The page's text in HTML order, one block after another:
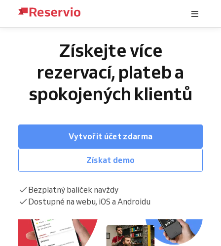
Získejte více
rezervací, plateb a
spokojených klientů
Vytvořit účet zdarma
Získat demo
Bezplatný balíček navždy
Dostupné na webu, iOS a Androidu